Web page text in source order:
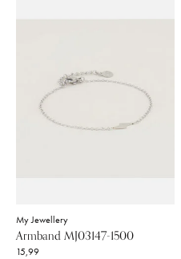
My Jewellery
Armband MJ03147-1500
15,99